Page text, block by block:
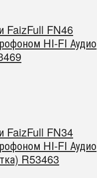
FaizFull FN46
HI-FI Аудио
FaizFull FN34
HI-FI Аудио
R53463